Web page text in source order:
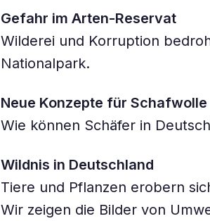
Gefahr im Arten-Reservat
Wilderei und Korruption
Nationalpark.
Neue Konzepte für Schafwolle
Wie können Schäfer in
Wildnis in Deutschland
Tiere und Pflanzen erobern
Wir zeigen die Bilder von